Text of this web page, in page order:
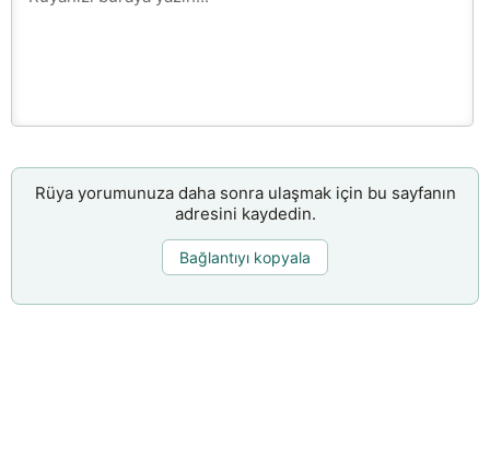
Rüya yorumunuza daha sonra ulaşmak için bu sayfanın
adresini kaydedin.
Bağlantıyı kopyala